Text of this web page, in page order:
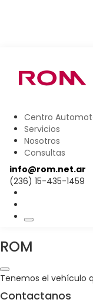
Centro
Servicios
Nosotros
Consultas
info@rom.net.ar
(236) 15-435-1459
ROM
Tenemos el vehículo
Contactanos